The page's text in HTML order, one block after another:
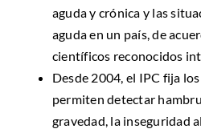
aguda y crónica y las
aguda en un país, de
científicos reconocidos
Desde 2004, el IPC fija
permiten detectar
gravedad, la inseguridad